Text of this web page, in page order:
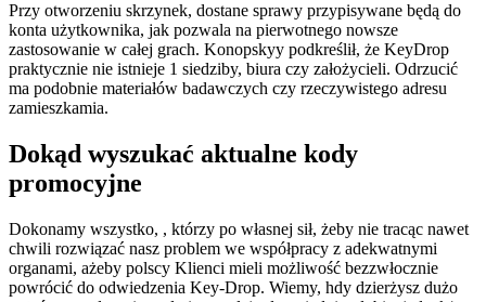
Przy otworzeniu skrzynek, dostane sprawy przypisywane będą do
konta użytkownika, jak pozwala na pierwotnego nowsze
zastosowanie w całej grach. Konopskyy podkreślił, że KeyDrop
praktycznie nie istnieje 1 siedziby, biura czy założycieli. Odrzucić
ma podobnie materiałów badawczych czy rzeczywistego adresu
zamieszkamia.
Dokąd wyszukać aktualne kody
promocyjne
Dokonamy wszystko, , którzy po własnej sił, żeby nie tracąc nawet
chwili rozwiązać nasz problem we współpracy z adekwatnymi
organami, ażeby polscy Klienci mieli możliwość bezzwłocznie
powrócić do odwiedzenia Key-Drop. Wiemy, hdy dzierżysz dużo